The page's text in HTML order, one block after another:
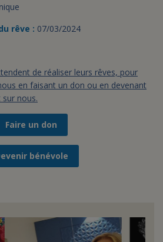
rêve : 07/03/2024
de réaliser leurs rêves, pour
en faisant un don ou en devenant
nous.
Faire un don
bénévole